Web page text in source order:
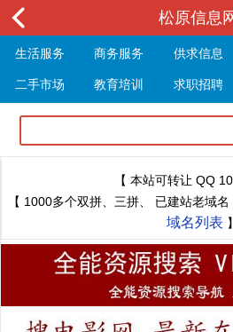
松原信息
生活服务 商务服务 供求信息
二手市场 教育培训 求职招聘
展会信息 旅游信息 休闲娱乐
最新推文
【 本站可转让 QQ
【 1000多个双拼、三拼、 已建站老域
域名列表 】